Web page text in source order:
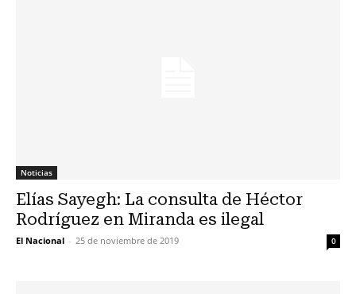
Noticias
Elías Sayegh: La consulta de Héctor
Rodríguez en Miranda es ilegal
El Nacional - 25 de noviembre de 2019 0